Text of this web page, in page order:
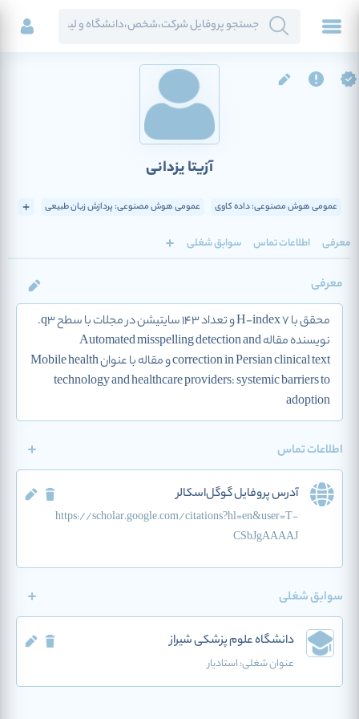
آزیتا یزدانی
عمومی هوش مصنوعی: داده کاوی عمومی هوش مصنوعی: پردازش زبان طبیعی
معرفی اطلاعات تماس سوابق شغلی
معرفی
محقق با H-index 7 و تعداد 143 سایتیشن در مجلات با سطح q3.
نویسنده مقاله Automated misspelling detection and
correction in Persian clinical text و مقاله با عنوان Mobile health
technology and healthcare providers: systemic barriers to
adoption
اطلاعات تماس
آدرس پروفایل گوگل‌اسکالر
https://scholar.google.com/citations?hl=en&user=T-
CSbJgAAAAJ
سوابق شغلی
دانشگاه علوم پزشکی شیراز
عنوان شغلی:استادیار